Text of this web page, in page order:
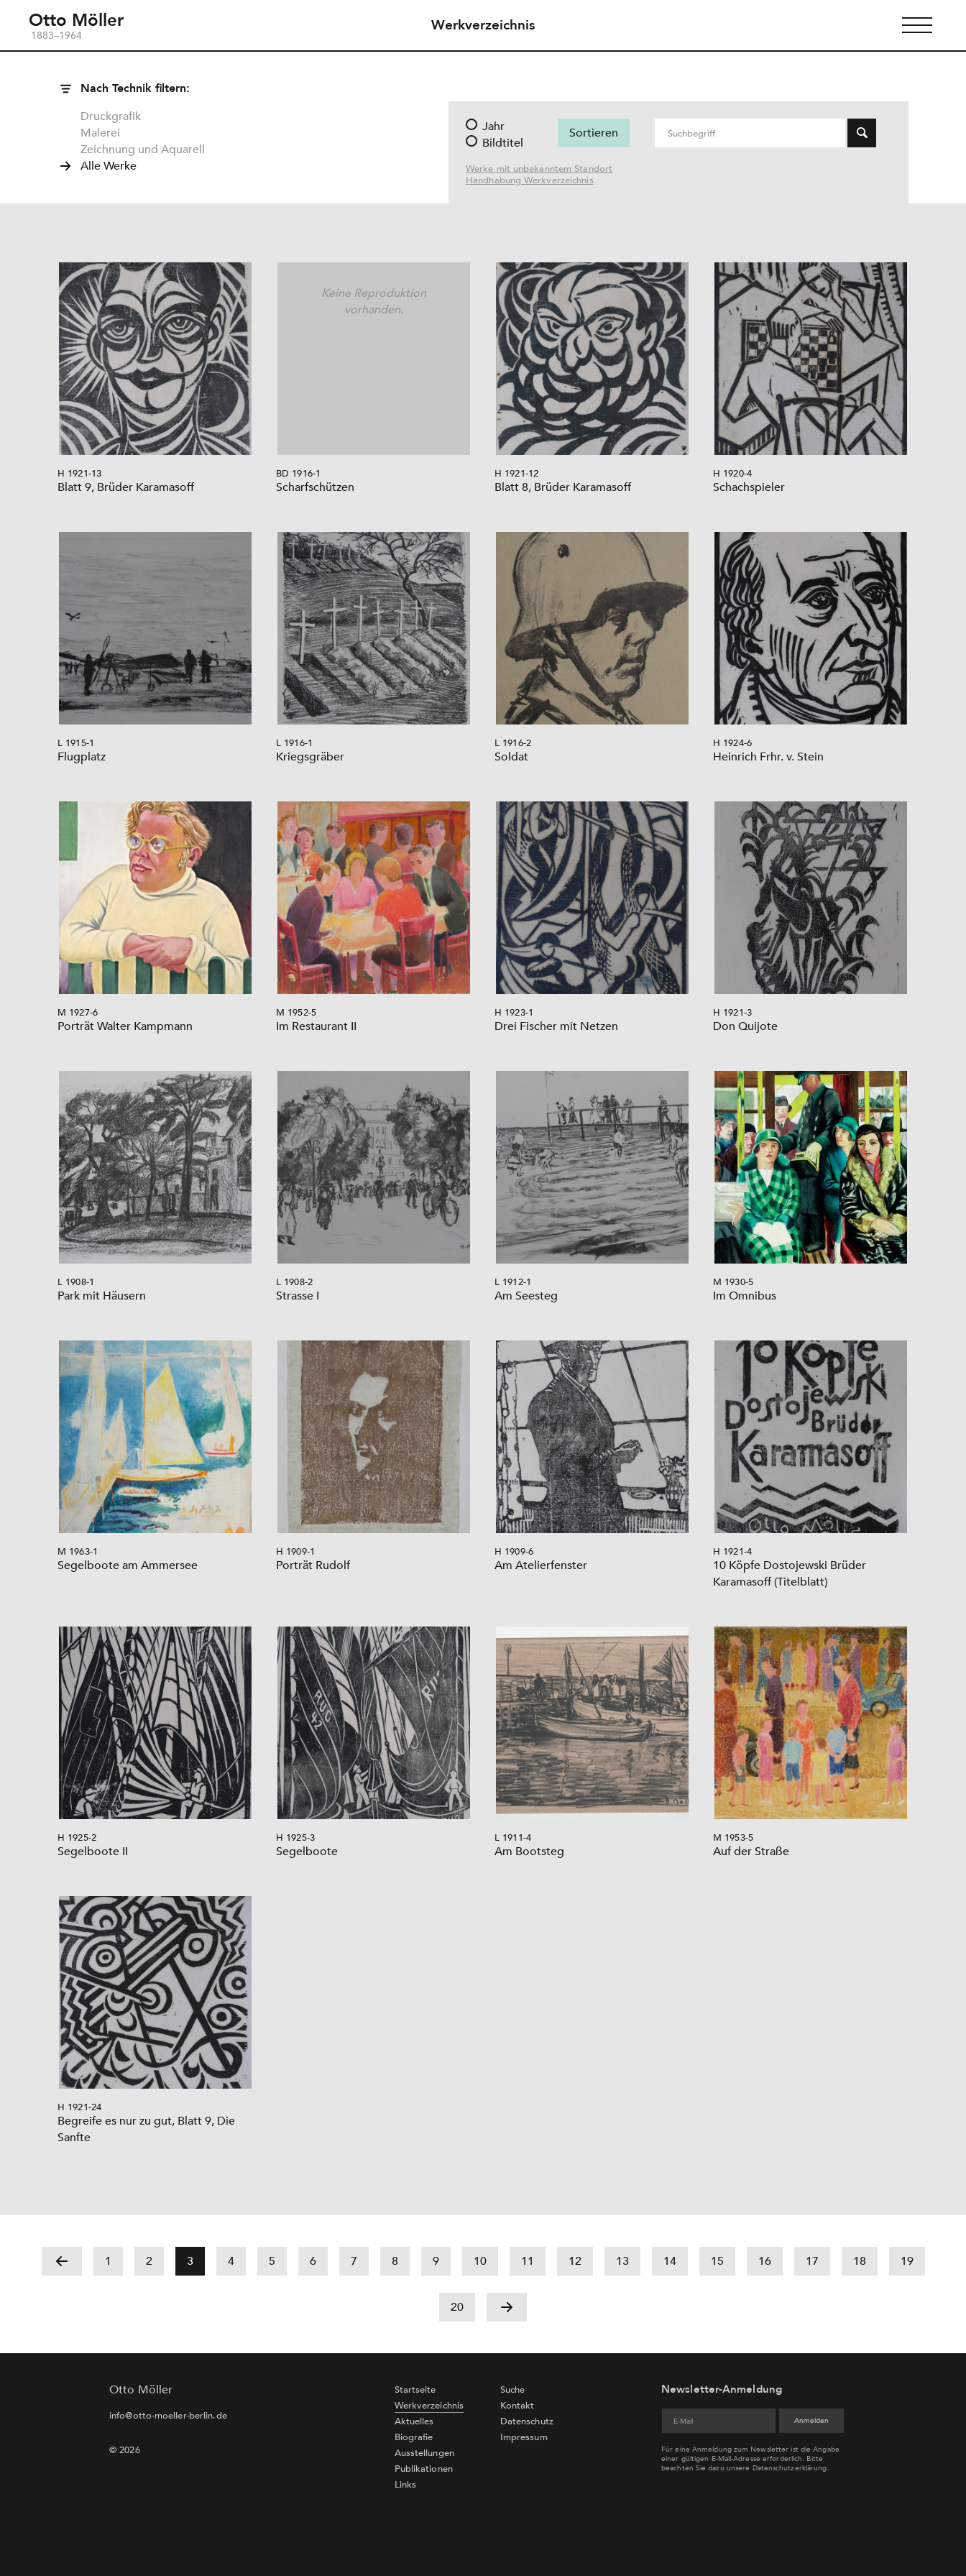
Otto Möller
1883–1964
Werkverzeichnis
Nach Technik filtern:
Druckgrafik
Malerei
Zeichnung und Aquarell
Alle Werke
Jahr
Bildtitel
Werke mit unbekanntem Standort
Handhabung Werkverzeichnis
H 1921-13
Blatt 9, Brüder Karamasoff
Keine Reproduktion
vorhanden.
BD 1916-1
Scharfschützen
H 1921-12
Blatt 8, Brüder Karamasoff
H 1920-4
Schachspieler
L 1915-1
Flugplatz
L 1916-1
Kriegsgräber
L 1916-2
Soldat
H 1924-6
Heinrich Frhr. v. Stein
M 1927-6
Porträt Walter Kampmann
M 1952-5
Im Restaurant II
H 1923-1
Drei Fischer mit Netzen
H 1921-3
Don Quijote
L 1908-1
Park mit Häusern
L 1908-2
Strasse I
L 1912-1
Am Seesteg
M 1930-5
Im Omnibus
M 1963-1
Segelboote am Ammersee
H 1909-1
Porträt Rudolf
H 1909-6
Am Atelierfenster
H 1921-4
10 Köpfe Dostojewski Brüder
Karamasoff (Titelblatt)
H 1925-2
Segelboote II
H 1925-3
Segelboote
L 1911-4
Am Bootsteg
M 1953-5
Auf der Straße
H 1921-24
Begreife es nur zu gut, Blatt 9, Die
Sanfte
1 2 3 4 5 6 7 8 9 10 11 12 13 14 15 16 17 18 19
20
Otto Möller
info@otto-moeller-berlin.de
© 2026
Startseite
Werkverzeichnis
Aktuelles
Biografie
Ausstellungen
Publikationen
Links
Suche
Kontakt
Datenschutz
Impressum
Newsletter-Anmeldung
Für eine Anmeldung zum Newsletter ist die Angabe
einer gültigen E-Mail-Adresse erforderlich. Bitte
beachten Sie dazu unsere Datenschutzerklärung.